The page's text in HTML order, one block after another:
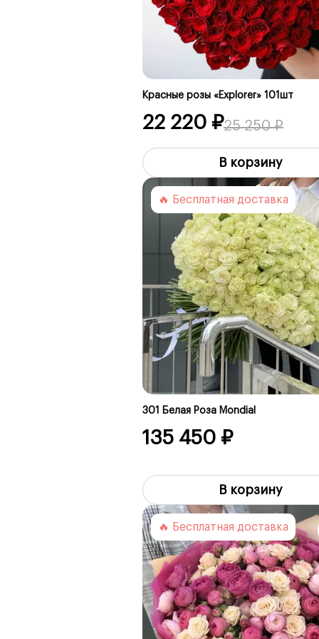
Красные розы «Explorer» 101шт
22 220 ₽25 250 ₽
В корзину
🔥 Бесплатная доставка
301 Белая Роза Mondial
135 450 ₽
В корзину
🔥 Бесплатная доставка